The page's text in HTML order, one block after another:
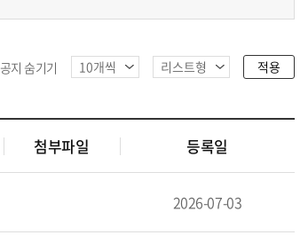
공지 숨기기 적용
첨부파일 등록일
2026-07-03